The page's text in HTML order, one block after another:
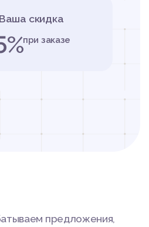
Ваша скидка
при заказе
предложения,